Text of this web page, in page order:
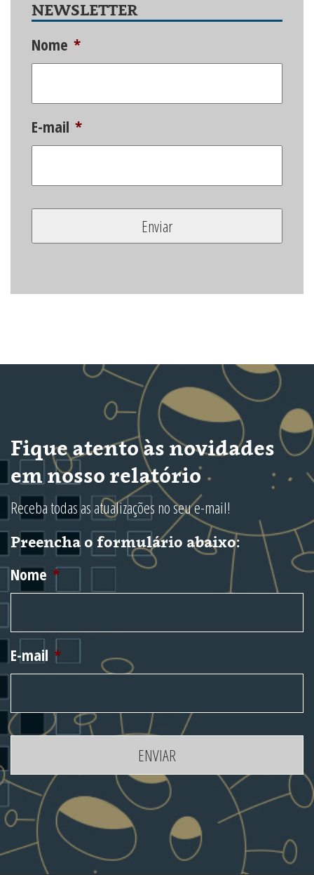
NEWSLETTER
Nome *
E-mail *
Fique atento às novidades
em nosso relatório
Receba todas as atualizações no seu e-mail!
Preencha o formulário abaixo:
Nome *
E-mail *